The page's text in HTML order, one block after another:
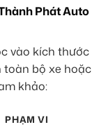
Phát Auto
vào kích thước
toàn bộ xe hoặc
khảo:
PHẠM VI